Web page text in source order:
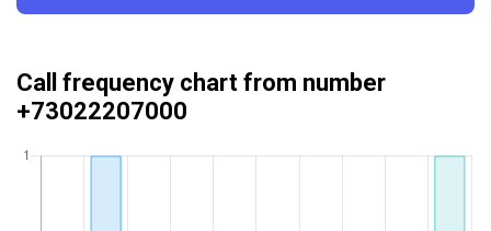
Call frequency chart from number
+73022207000